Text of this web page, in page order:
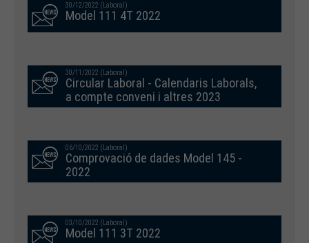
30/12/2022 (Laboral)
Model 111 4T 2022
30/11/2022 (Laboral)
Circular Laboral - Calendaris Laborals,
a compte conveni i altres 2023
06/10/2022 (Laboral)
Comprovació de dades Model 145 -
2022
03/10/2022 (Laboral)
Model 111 3T 2022